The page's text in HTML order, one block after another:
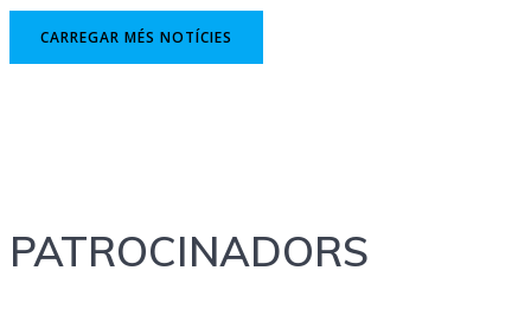
CARREGAR MÉS NOTÍCIES
PATROCINADORS